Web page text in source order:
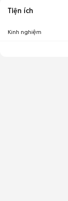
Tiện ích
Kinh nghiệm